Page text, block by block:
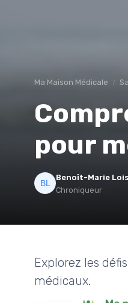
Ma Maison Médicale
pour
Benoît-Marie
Chroniqueur
Explorez les
médicaux.